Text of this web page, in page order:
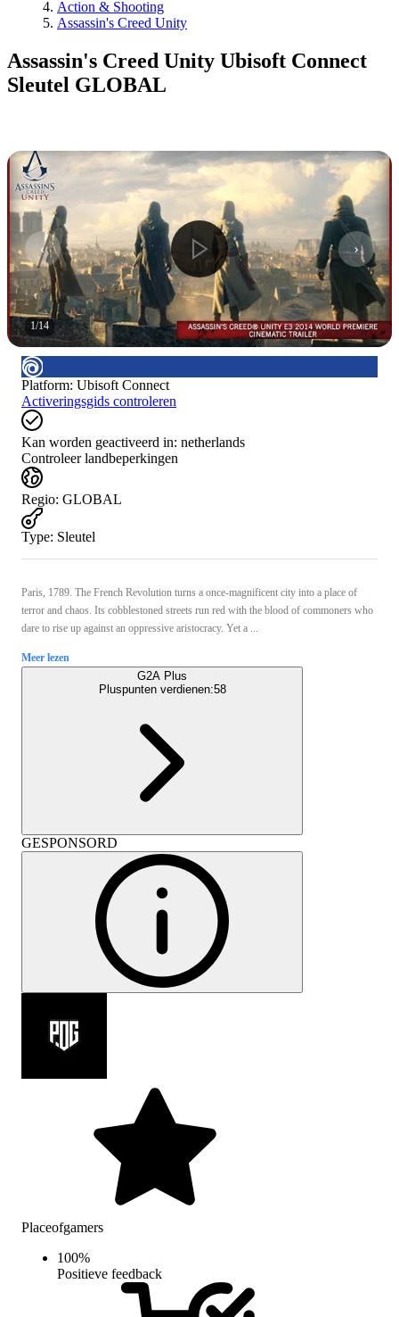
Action & Shooting
Assassin's Creed Unity
Assassin's Creed Unity Ubisoft Connect
Sleutel GLOBAL
1/14
Platform: Ubisoft Connect
Activeringsgids controleren
Kan worden geactiveerd in: netherlands
Controleer landbeperkingen
Regio: GLOBAL
Type: Sleutel
Paris, 1789. The French Revolution turns a once-magnificent city into a place of
terror and chaos. Its cobblestoned streets run red with the blood of commoners who
dare to rise up against an oppressive aristocracy. Yet a ...
Meer lezen
G2A Plus
Pluspunten verdienen:58
GESPONSORD
Placeofgamers
100%
Positieve feedback